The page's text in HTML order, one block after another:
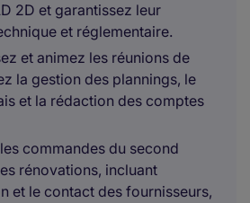
2D et garantissez leur
et réglementaire.
et animez les réunions de
la gestion des plannings, le
et la rédaction des comptes
commandes du second
rénovations, incluant
et le contact des fournisseurs,